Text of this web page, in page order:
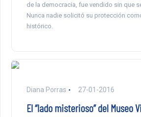
de la democracia, fue vendido sin que
Nunca nadie solicitó su protección
histórico.
Diana Porras 27-01-2016
El “lado misterioso” del Museo